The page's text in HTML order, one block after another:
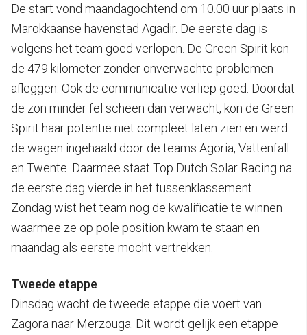
De start vond maandagochtend om 10.00 uur plaats in
Marokkaanse havenstad Agadir. De eerste dag is
volgens het team goed verlopen. De Green Spirit kon
de 479 kilometer zonder onverwachte problemen
afleggen. Ook de communicatie verliep goed. Doordat
de zon minder fel scheen dan verwacht, kon de Green
Spirit haar potentie niet compleet laten zien en werd
de wagen ingehaald door de teams Agoria, Vattenfall
en Twente. Daarmee staat Top Dutch Solar Racing na
de eerste dag vierde in het tussenklassement.
Zondag wist het team nog de kwalificatie te winnen
waarmee ze op pole position kwam te staan en
maandag als eerste mocht vertrekken.
Tweede etappe
Dinsdag wacht de tweede etappe die voert van
Zagora naar Merzouga. Dit wordt gelijk een etappe